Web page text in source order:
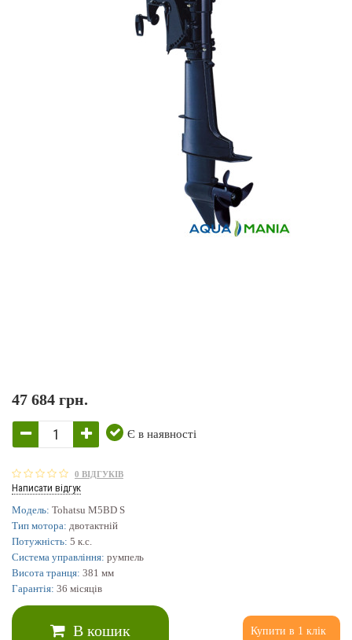
47 684 грн.
Є в наявності
0 ВІДГУКІВ
Написати відгук
Модель: Tohatsu M5BD S
Тип мотора: двотактній
Потужність: 5 к.с.
Система управління: румпель
Висота транця: 381 мм
Гарантія: 36 місяців
В кошик Купити в 1 клік